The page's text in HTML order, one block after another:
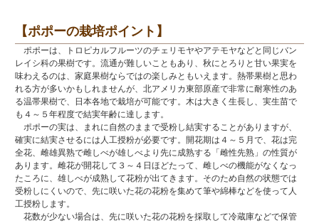
【ポポーの栽培ポイント】
ポポーは、トロピカルフルーツのチェリモヤやアテモヤなどと同じバン
レイシ科の果樹です。流通が難しいこともあり、秋にとろりと甘い果実を
味わえるのは、家庭果樹ならではの楽しみともいえます。熱帯果樹と思わ
れる方が多いかもしれませんが、北アメリカ東部原産で非常に耐寒性のあ
る温帯果樹で、日本各地で栽培が可能です。木は大きく生長し、実生苗で
も４～５年程度で結実年齢に達します。
ポポーの実は、まれに自然のままで受粉し結実することがありますが、
確実に結実させるには人工授粉が必要です。開花期は４～５月で、花は完
全花、雌雄異熟で雌しべが雄しべより先に成熟する「雌性先熟」の性質が
あります。雌花が開花して３～４日ほどたって、雌しべの機能がなくなっ
たころに、雄しべが成熟して花粉が出てきます。そのため自然の状態では
受粉しにくいので、先に咲いた花の花粉を集めて筆や綿棒などを使って人
工授粉します。
花数が少ない場合は、先に咲いた花の花粉を採取して冷蔵庫などで保管